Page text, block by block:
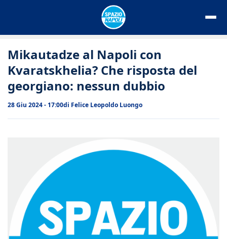
Mikautadze al Napoli con
Kvaratskhelia? Che risposta del
georgiano: nessun dubbio
28 Giu 2024 - 17:00di Felice Leopoldo Luongo